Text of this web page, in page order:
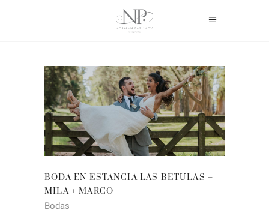
BODA EN ESTANCIA LAS BETULAS –
MILA + MARCO
Bodas